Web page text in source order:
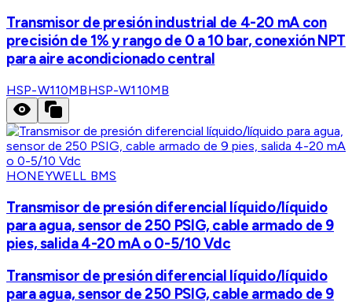
Transmisor de presión industrial de 4-20 mA con
precisión de 1% y rango de 0 a 10 bar, conexión NPT
para aire acondicionado central
HSP-W110MBHSP-W110MB
HONEYWELL BMS
Transmisor de presión diferencial líquido/líquido
para agua, sensor de 250 PSIG, cable armado de 9
pies, salida 4-20 mA o 0-5/10 Vdc
Transmisor de presión diferencial líquido/líquido
para agua, sensor de 250 PSIG, cable armado de 9